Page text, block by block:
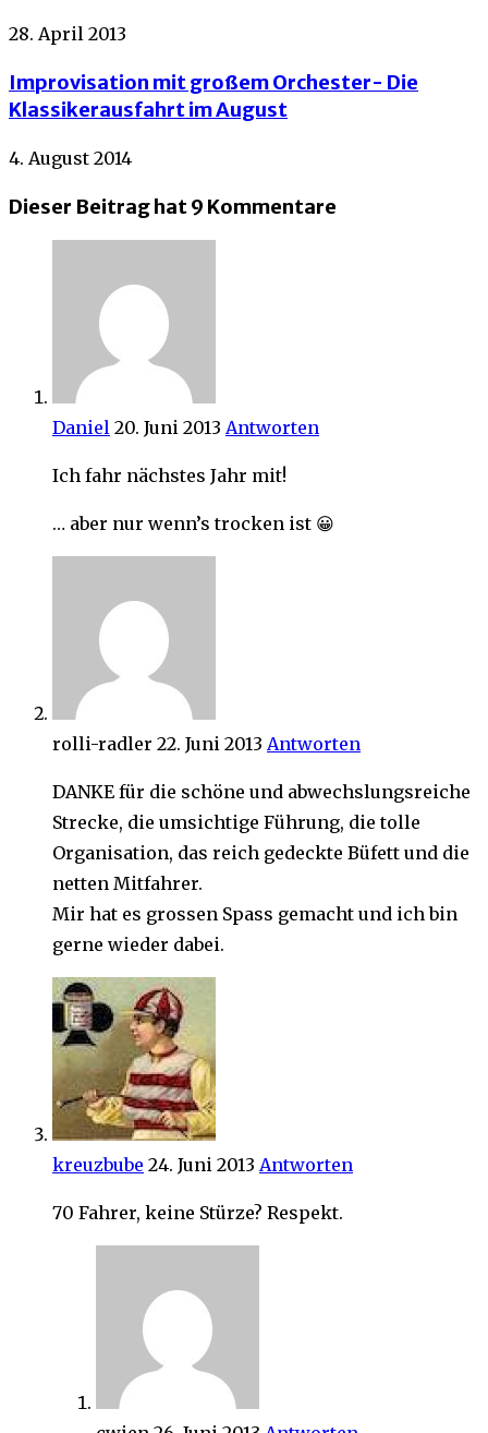
28. April 2013
Improvisation mit großem Orchester- Die
Klassikerausfahrt im August
4. August 2014
Dieser Beitrag hat 9 Kommentare
Daniel 20. Juni 2013 Antworten
Ich fahr nächstes Jahr mit!
… aber nur wenn’s trocken ist 😀
rolli-radler 22. Juni 2013 Antworten
DANKE für die schöne und abwechslungsreiche
Strecke, die umsichtige Führung, die tolle
Organisation, das reich gedeckte Büfett und die
netten Mitfahrer.
Mir hat es grossen Spass gemacht und ich bin
gerne wieder dabei.
kreuzbube 24. Juni 2013 Antworten
70 Fahrer, keine Stürze? Respekt.